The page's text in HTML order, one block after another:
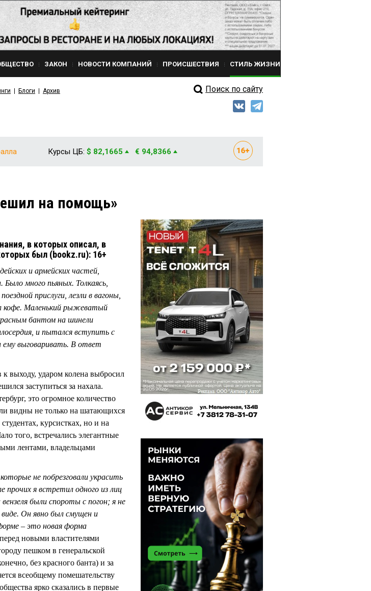
ЗАКОН НОВОСТИ КОМПАНИЙ ПРОИСШЕСТВИЯ СТИЛЬ ЖИЗНИ
Блоги Архив Поиск по сайту
Курсы ЦБ: $ 82,1665 € 94,8366
на помощь»
в которых описал, в
был (bookz.ru): 16+
и армейских частей,
много пьяных. Толкаясь,
прислуги, лезли в вагоны,
кофе. Маленький рыжеватый
бантом на шинели
и пытался вступить с
ему выговаривать. В ответ
выходу, ударом колена выбросил
заступиться за нахала.
это огромное количество
видны не только на шатающихся
курсистках, но и на
того, встречались элегантные
лентами, владельцами
не побрезговали украсить
я встретил одного из лиц
были спороты с погон; я не
виде. Он явно был смущен и
– это новая форма
новыми властителями
пешком в генеральской
без красного банта) и за
всеобщему помешательству
ярко сказались в первые